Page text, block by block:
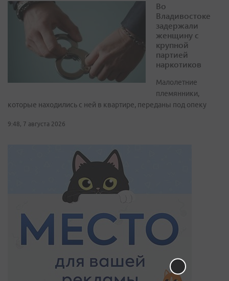
Во
Владивостоке
задержали
женщину с
крупной
партией
наркотиков
Малолетние
племянники,
которые находились с ней в квартире, переданы под опеку
9:48, 7 августа 2026